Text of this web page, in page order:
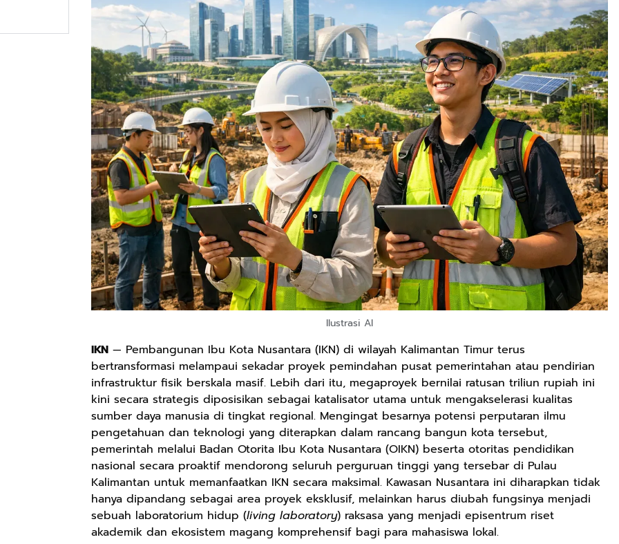
Ilustrasi AI
IKN — Pembangunan Ibu Kota Nusantara (IKN) di wilayah Kalimantan Timur terus
bertransformasi melampaui sekadar proyek pemindahan pusat pemerintahan atau pendirian
infrastruktur fisik berskala masif. Lebih dari itu, megaproyek bernilai ratusan triliun rupiah ini
kini secara strategis diposisikan sebagai katalisator utama untuk mengakselerasi kualitas
sumber daya manusia di tingkat regional. Mengingat besarnya potensi perputaran ilmu
pengetahuan dan teknologi yang diterapkan dalam rancang bangun kota tersebut,
pemerintah melalui Badan Otorita Ibu Kota Nusantara (OIKN) beserta otoritas pendidikan
nasional secara proaktif mendorong seluruh perguruan tinggi yang tersebar di Pulau
Kalimantan untuk memanfaatkan IKN secara maksimal. Kawasan Nusantara ini diharapkan tidak
hanya dipandang sebagai area proyek eksklusif, melainkan harus diubah fungsinya menjadi
sebuah laboratorium hidup (living laboratory) raksasa yang menjadi episentrum riset
akademik dan ekosistem magang komprehensif bagi para mahasiswa lokal.